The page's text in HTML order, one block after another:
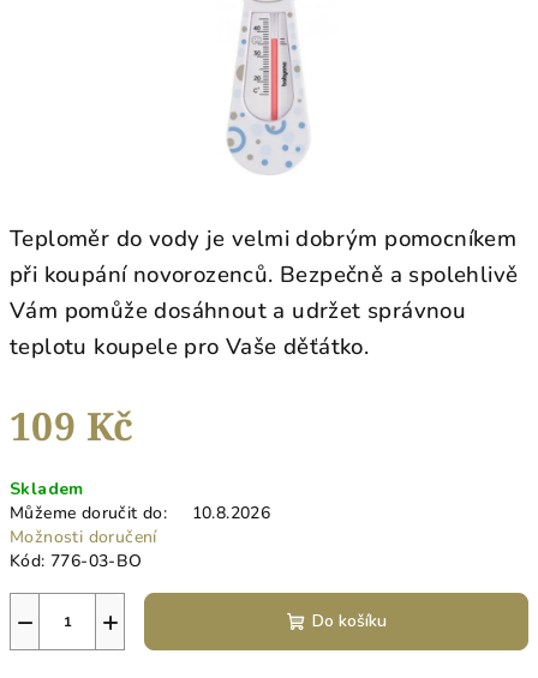
Teploměr do vody je velmi dobrým pomocníkem
při koupání novorozenců. Bezpečně a spolehlivě
Vám pomůže dosáhnout a udržet správnou
teplotu koupele pro Vaše děťátko.
109 Kč
cena:
Skladem
Můžeme doručit do:
10.8.2026
Možnosti doručení
Kód: 776-03-BO
+
− Do košíku